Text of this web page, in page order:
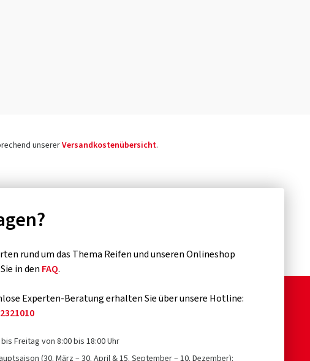
unsererVersandkostenübersicht.
rund um das Thema Reifen und unseren Onlineshop
in den FAQ.
Experten-Beratung erhalten Sie über unsere Hotline:
Freitag von 8:00 bis 18:00 Uhr
(30. März – 30. April & 15. September – 10. Dezember):